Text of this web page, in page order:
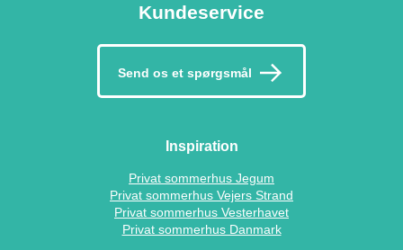
Kundeservice
Send os et spørgsmål
Inspiration
Privat sommerhus Jegum
Privat sommerhus Vejers Strand
Privat sommerhus Vesterhavet
Privat sommerhus Danmark